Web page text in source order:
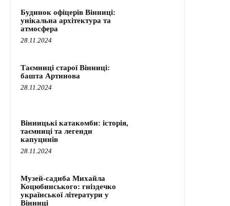
Будинок офіцерів Вінниці:
унікальна архітектура та
атмосфера
28.11.2024
Таємниці старої Вінниці:
башта Артинова
28.11.2024
Вінницькі катакомби: історія,
таємниці та легенди
капуцинів
28.11.2024
Музей-садиба Михайла
Коцюбинського: гніздечко
української літератури у
Вінниці